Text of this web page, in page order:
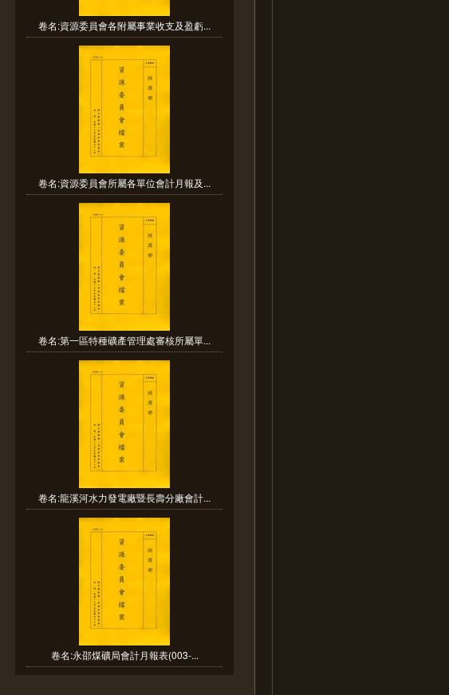
卷名:資源委員會各附屬事業收支及盈虧...
卷名:資源委員會所屬各單位會計月報及...
卷名:第一區特種礦產管理處審核所屬單...
卷名:龍溪河水力發電廠暨長壽分廠會計...
卷名:永邵煤礦局會計月報表(003-...